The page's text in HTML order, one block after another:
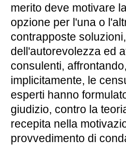
merito deve motivare
opzione per l'una o
contrapposte
dell'autorevolezza ed
consulenti,
implicitamente, le
esperti hanno
giudizio, contro la
recepita nella
provvedimento di